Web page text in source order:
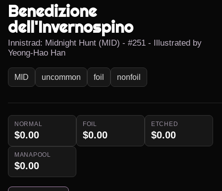
Benedizione
dell'Invernospino
Innistrad: Midnight Hunt (MID) - #251 - Illustrated by
Yeong-Hao Han
MID uncommon foil nonfoil
NORMAL
$0.00
FOIL
$0.00
ETCHED
$0.00
MANAPOOL
$0.00